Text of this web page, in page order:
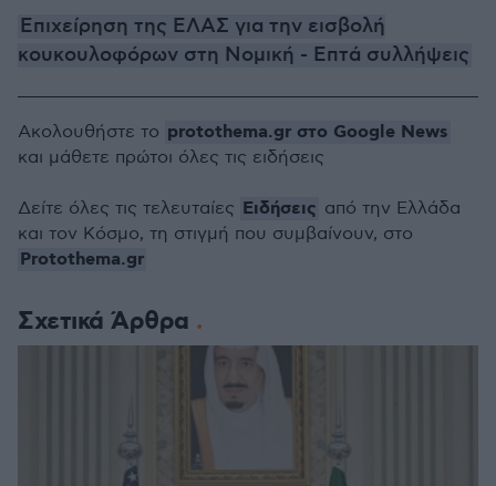
Επιχείρηση της ΕΛΑΣ για την εισβολή
κουκουλοφόρων στη Νομική - Επτά συλλήψεις
Σχετικά Άρθρα
Ακολουθήστε το protothema.gr στο Google News
και μάθετε πρώτοι όλες τις ειδήσεις
Δείτε όλες τις τελευταίες Ειδήσεις από την Ελλάδα
και τον Κόσμο, τη στιγμή που συμβαίνουν, στο
Protothema.gr